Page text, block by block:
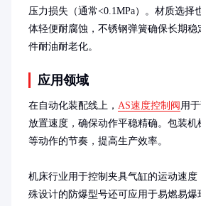
压力损失（通常<0.1MPa）。材质选择
体轻便耐腐蚀，不锈钢弹簧确保长期
件耐油耐老化。
应用领域
在自动化装配线上， AS速度控制阀 用
放置速度，确保动作平稳精确。包装
等动作的节奏，提高生产效率。
机床行业用于控制夹具气缸的运动速
殊设计的防爆型号还可应用于易燃易爆